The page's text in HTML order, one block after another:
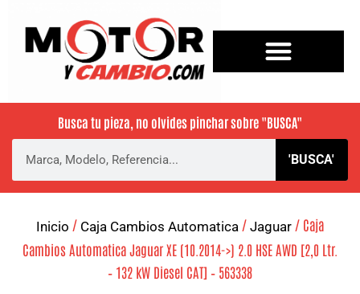
Busca tu pieza, no olvides pinchar sobre "BUSCA"
'BUSCA'
Inicio / Caja Cambios Automatica / Jaguar / Caja
Cambios Automatica Jaguar XE (10.2014->) 2.0 HSE AWD [2,0 Ltr.
– 132 kW Diesel CAT] – 563338